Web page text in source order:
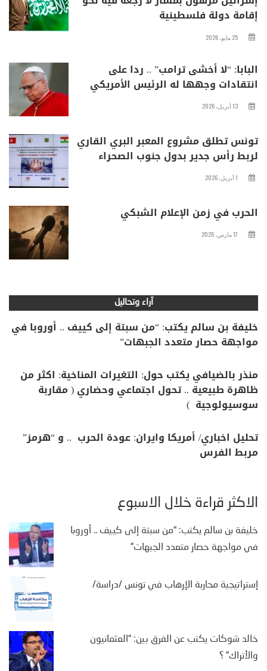
إقامة دولة فلسطينية
25 مايو، 2026
البابا: “لا أخشى ترامب” .. ردا على
انتقادات وجهها له الرئيس الأمريكي
13 أبريل، 2026
تونس تطلق مشروع المعبر البري القاري
لربط رأس جدير بدول جنوب الصحراء
1 أبريل، 2026
الحرب في زمن الإعلام الشبكي
17 مارس، 2026
آراء وتحاليل
خليفة بن سالم يكتب: “من سبتة إلى كييف .. أوروبا في
مواجهة حصار متعدد الجبهات”
منذر بالضيافي يكتب حول: التغيرات المناخية: اكثر من
ظاهرة طبيعية .. تحول اجتماعي وحضاري ( مقاربة
سوسيولوجية )
تحليل اخباري/ أمريكا وايران: عودة الحرب .. و “هرمز”
مربط الفرس
الأكثر قراءة خلال الأسبوع
خليفة بن سالم يكتب: “من سبتة إلى كييف .. أوروبا
في مواجهة حصار متعدد الجبهات”
إستراتيجية محاربة الإرهاب في تونس /دراسة/
خالد شوكات يكتب عن الفرق بين: “العثمانيون
والأتراك” ؟